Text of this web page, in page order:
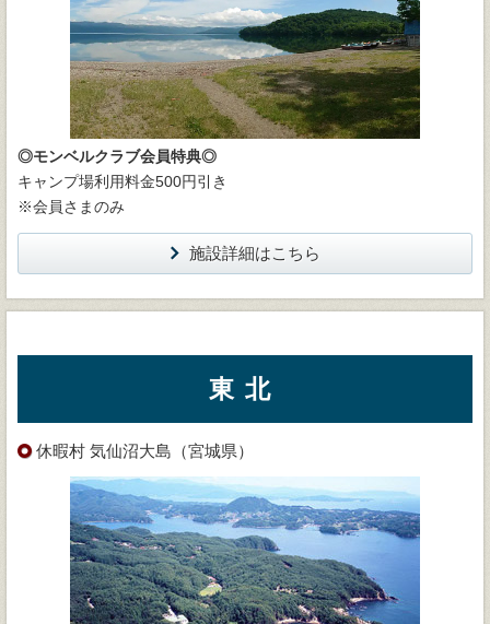
◎モンベルクラブ会員特典◎
キャンプ場利用料金500円引き
※会員さまのみ
施設詳細はこちら
東北
休暇村 気仙沼大島（宮城県）